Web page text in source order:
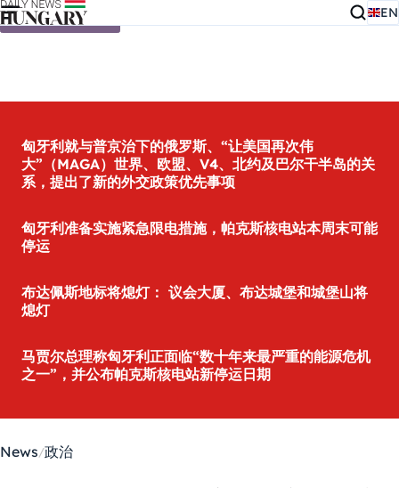
Skip to content EN
匈牙利就与普京治下的俄罗斯、“让美国再次伟
大”（MAGA）世界、欧盟、V4、北约及巴尔干半岛的关
系，提出了新的外交政策优先事项
匈牙利准备实施紧急限电措施，帕克斯核电站本周末可能
停运
布达佩斯地标将熄灯： 议会大厦、布达城堡和城堡山将
熄灯
马贾尔总理称匈牙利正面临“数十年来最严重的能源危机
之一”，并公布帕克斯核电站新停运日期
News 政治